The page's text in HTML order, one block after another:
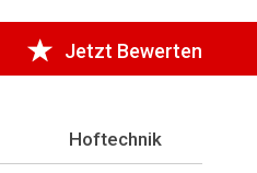
Jetzt Bewerten
Hoftechnik